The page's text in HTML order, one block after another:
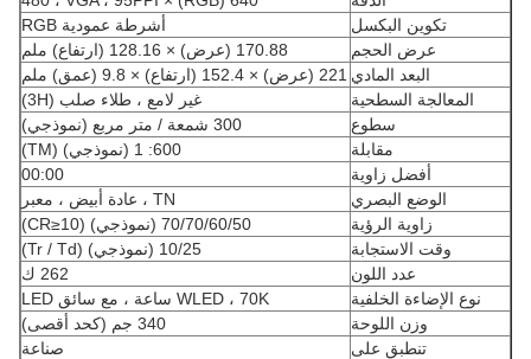
تكوين البكسل
أشرطة عمودية RGB
عرض الحجم
170.88 (عرض) × 128.16 (ارتفاع) ملم
البعد المادي 221 (عرض) × 152.4 (ارتفاع) × 9.8 (عمق) ملم
المعالجة السطحية
غير لامع ، طلاء صلب (3H)
سطوع
300 شمعة / متر مربع (نموذجي)
مقابلة
600: 1 (نموذجي) (TM)
أفضل زاوية
00:00
الوضع البصري
TN ، عادة أبيض ، معبر
زاوية الرؤية
70/70/60/50 (نموذجي) (CR≥10)
وقت الاستجابة
10/25 (نموذجي) (Tr / Td)
عدد اللون
262 ك
نوع الإضاءة الخلفية
WLED ، 70K ساعة ، مع سائق LED
وزن اللوحة
340 جم (كحد أقصى)
تنطبق على
صناعة